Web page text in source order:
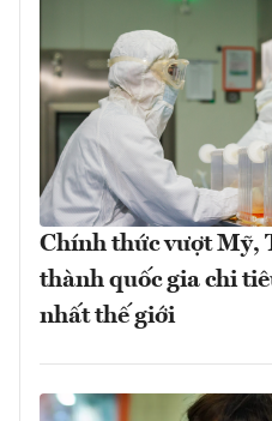
Chính thức vượt Mỹ,
thành quốc gia chi
nhất thế giới